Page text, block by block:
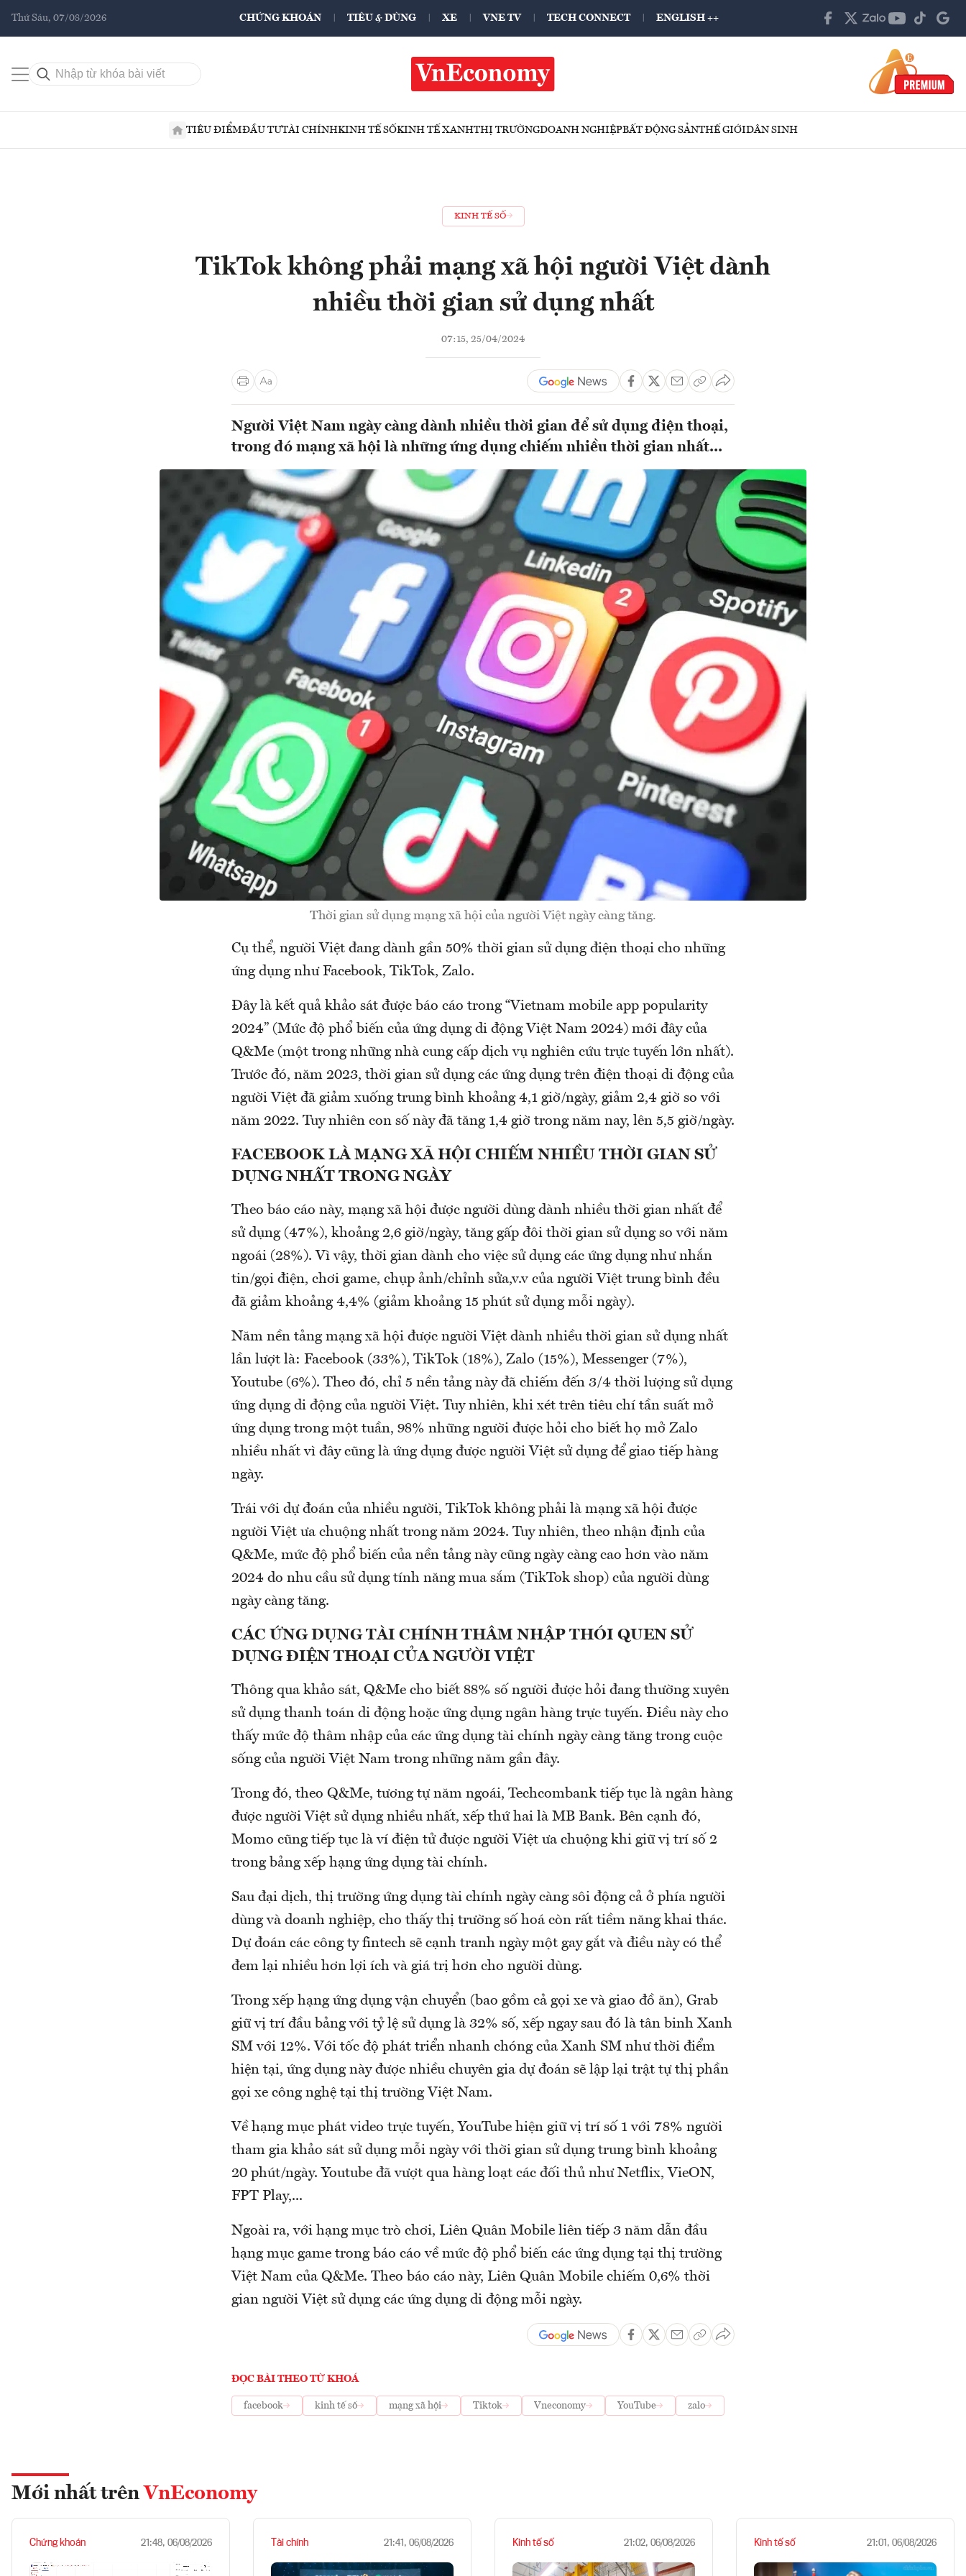
Thứ Sáu, 07/08/2026 CHỨNG KHOÁN TIÊU & DÙNG XE VNE TV TECH CONNECT ENGLISH ++
TIÊU ĐIỂMĐẦU TƯTÀI CHÍNHKINH TẾ SỐKINH TẾ XANHTHỊ TRƯỜNGDOANH NGHIỆPBẤT ĐỘNG SẢNTHẾ GIỚIDÂN SINH
KINH TẾ SỐ
TikTok không phải mạng xã hội người Việt dành
nhiều thời gian sử dụng nhất
07:15, 25/04/2024
Người Việt Nam ngày càng dành nhiều thời gian để sử dụng điện thoại,
trong đó mạng xã hội là những ứng dụng chiếm nhiều thời gian nhất...
Thời gian sử dụng mạng xã hội của người Việt ngày càng tăng.
Cụ thể, người Việt đang dành gần 50% thời gian sử dụng điện thoại cho những
ứng dụng như Facebook, TikTok, Zalo.
Đây là kết quả khảo sát được báo cáo trong “Vietnam mobile app popularity
2024” (Mức độ phổ biến của ứng dụng di động Việt Nam 2024) mới đây của
Q&Me (một trong những nhà cung cấp dịch vụ nghiên cứu trực tuyến lớn nhất).
Trước đó, năm 2023, thời gian sử dụng các ứng dụng trên điện thoại di động của
người Việt đã giảm xuống trung bình khoảng 4,1 giờ/ngày, giảm 2,4 giờ so với
năm 2022. Tuy nhiên con số này đã tăng 1,4 giờ trong năm nay, lên 5,5 giờ/ngày.
FACEBOOK LÀ MẠNG XÃ HỘI CHIẾM NHIỀU THỜI GIAN SỬ
DỤNG NHẤT TRONG NGÀY
Theo báo cáo này, mạng xã hội được người dùng dành nhiều thời gian nhất để
sử dụng (47%), khoảng 2,6 giờ/ngày, tăng gấp đôi thời gian sử dụng so với năm
ngoái (28%). Vì vậy, thời gian dành cho việc sử dụng các ứng dụng như nhắn
tin/gọi điện, chơi game, chụp ảnh/chỉnh sửa,v.v của người Việt trung bình đều
đã giảm khoảng 4,4% (giảm khoảng 15 phút sử dụng mỗi ngày).
Năm nền tảng mạng xã hội được người Việt dành nhiều thời gian sử dụng nhất
lần lượt là: Facebook (33%), TikTok (18%), Zalo (15%), Messenger (7%),
Youtube (6%). Theo đó, chỉ 5 nền tảng này đã chiếm đến 3/4 thời lượng sử dụng
ứng dụng di động của người Việt. Tuy nhiên, khi xét trên tiêu chí tần suất mở
ứng dụng trong một tuần, 98% những người được hỏi cho biết họ mở Zalo
nhiều nhất vì đây cũng là ứng dụng được người Việt sử dụng để giao tiếp hàng
ngày.
Trái với dự đoán của nhiều người, TikTok không phải là mạng xã hội được
người Việt ưa chuộng nhất trong năm 2024. Tuy nhiên, theo nhận định của
Q&Me, mức độ phổ biến của nền tảng này cũng ngày càng cao hơn vào năm
2024 do nhu cầu sử dụng tính năng mua sắm (TikTok shop) của người dùng
ngày càng tăng.
CÁC ỨNG DỤNG TÀI CHÍNH THÂM NHẬP THÓI QUEN SỬ
DỤNG ĐIỆN THOẠI CỦA NGƯỜI VIỆT
Thông qua khảo sát, Q&Me cho biết 88% số người được hỏi đang thường xuyên
sử dụng thanh toán di động hoặc ứng dụng ngân hàng trực tuyến. Điều này cho
thấy mức độ thâm nhập của các ứng dụng tài chính ngày càng tăng trong cuộc
sống của người Việt Nam trong những năm gần đây.
Trong đó, theo Q&Me, tương tự năm ngoái, Techcombank tiếp tục là ngân hàng
được người Việt sử dụng nhiều nhất, xếp thứ hai là MB Bank. Bên cạnh đó,
Momo cũng tiếp tục là ví điện tử được người Việt ưa chuộng khi giữ vị trí số 2
trong bảng xếp hạng ứng dụng tài chính.
Sau đại dịch, thị trường ứng dụng tài chính ngày càng sôi động cả ở phía người
dùng và doanh nghiệp, cho thấy thị trường số hoá còn rất tiềm năng khai thác.
Dự đoán các công ty fintech sẽ cạnh tranh ngày một gay gắt và điều này có thể
đem lại nhiều hơn lợi ích và giá trị hơn cho người dùng.
Trong xếp hạng ứng dụng vận chuyển (bao gồm cả gọi xe và giao đồ ăn), Grab
giữ vị trí đầu bảng với tỷ lệ sử dụng là 32% số, xếp ngay sau đó là tân binh Xanh
SM với 12%. Với tốc độ phát triển nhanh chóng của Xanh SM như thời điểm
hiện tại, ứng dụng này được nhiều chuyên gia dự đoán sẽ lập lại trật tự thị phần
gọi xe công nghệ tại thị trường Việt Nam.
Về hạng mục phát video trực tuyến, YouTube hiện giữ vị trí số 1 với 78% người
tham gia khảo sát sử dụng mỗi ngày với thời gian sử dụng trung bình khoảng
20 phút/ngày. Youtube đã vượt qua hàng loạt các đối thủ như Netflix, VieON,
FPT Play,...
Ngoài ra, với hạng mục trò chơi, Liên Quân Mobile liên tiếp 3 năm dẫn đầu
hạng mục game trong báo cáo về mức độ phổ biến các ứng dụng tại thị trường
Việt Nam của Q&Me. Theo báo cáo này, Liên Quân Mobile chiếm 0,6% thời
gian người Việt sử dụng các ứng dụng di động mỗi ngày.
ĐỌC BÀI THEO TỪ KHOÁ
facebook kinh tế số mạng xã hội Tiktok Vneconomy YouTube zalo
Mới nhất trên VnEconomy
Chứng khoán 21:48, 06/08/2026 Tài chính 21:41, 06/08/2026 Kinh tế số 21:02, 06/08/2026 Kinh tế số 21:01, 06/08/2026